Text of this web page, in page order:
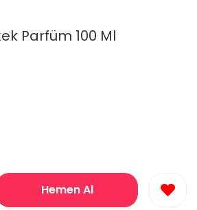
Parfüm 100 Ml
Hemen Al